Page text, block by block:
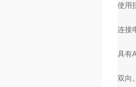
使用
连接
具有
双向。